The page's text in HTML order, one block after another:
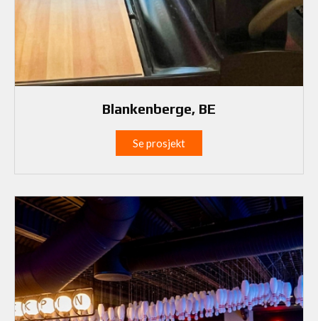
Blankenberge, BE
Se prosjekt